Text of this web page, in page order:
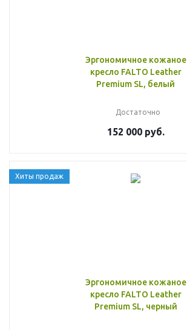
Эргономичное кожаное
кресло FALTO Leather
Premium SL, белый
Достаточно
152 000 руб.
Хиты продаж
Эргономичное кожаное
кресло FALTO Leather
Premium SL, черный